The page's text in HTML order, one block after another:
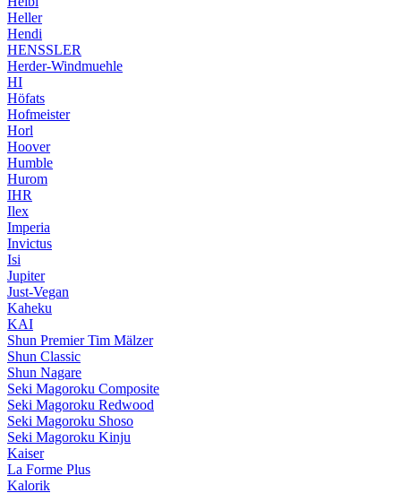
Heller
Hendi
HENSSLER
Herder-Windmuehle
HI
Höfats
Hofmeister
Horl
Hoover
Humble
Hurom
IHR
Ilex
Imperia
Invictus
Isi
Jupiter
Just-Vegan
Kaheku
KAI
Shun Premier Tim Mälzer
Shun Classic
Shun Nagare
Seki Magoroku Composite
Seki Magoroku Redwood
Seki Magoroku Shoso
Seki Magoroku Kinju
Kaiser
La Forme Plus
Kalorik